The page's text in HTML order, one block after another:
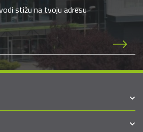
stižu na tvoju adresu